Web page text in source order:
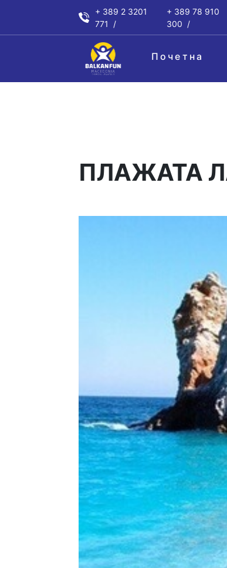
+ 389 2 3201
771
+ 389 78 910
300
Почетна
ПЛАЖАТА